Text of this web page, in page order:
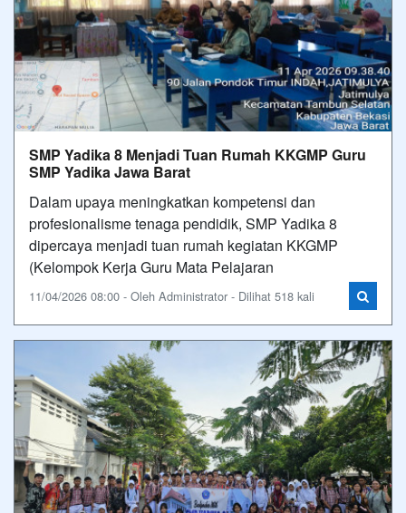
SMP Yadika 8 Menjadi Tuan Rumah KKGMP Guru
SMP Yadika Jawa Barat
Dalam upaya meningkatkan kompetensi dan
profesionalisme tenaga pendidik, SMP Yadika 8
dipercaya menjadi tuan rumah kegiatan KKGMP
(Kelompok Kerja Guru Mata Pelajaran
11/04/2026 08:00 - Oleh Administrator - Dilihat 518 kali